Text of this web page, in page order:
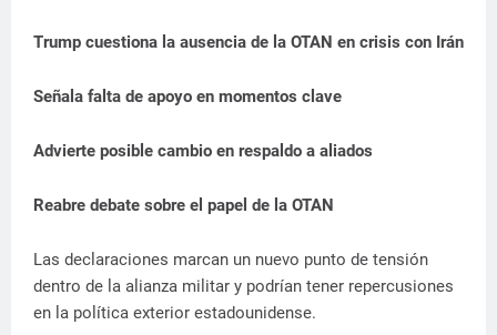
Trump cuestiona la ausencia de la OTAN en crisis con Irán
Señala falta de apoyo en momentos clave
Advierte posible cambio en respaldo a aliados
Reabre debate sobre el papel de la OTAN
Las declaraciones marcan un nuevo punto de tensión
dentro de la alianza militar y podrían tener repercusiones
en la política exterior estadounidense.